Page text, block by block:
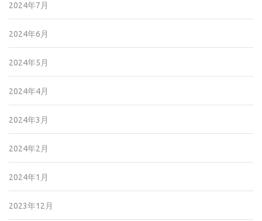
2024年7月
2024年6月
2024年5月
2024年4月
2024年3月
2024年2月
2024年1月
2023年12月